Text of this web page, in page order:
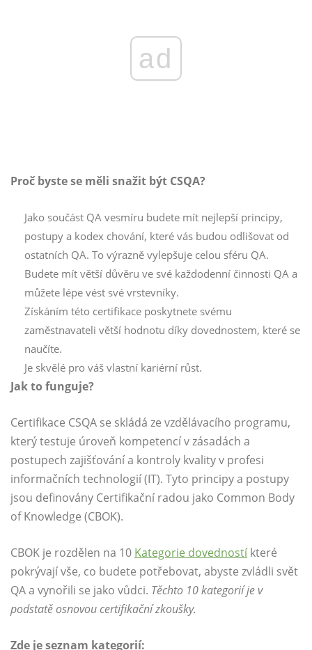
ad
Proč byste se měli snažit být CSQA?
Jako součást QA vesmíru budete mít nejlepší principy,
postupy a kodex chování, které vás budou odlišovat od
ostatních QA. To výrazně vylepšuje celou sféru QA.
Budete mít větší důvěru ve své každodenní činnosti QA a
můžete lépe vést své vrstevníky.
Získáním této certifikace poskytnete svému
zaměstnavateli větší hodnotu díky dovednostem, které se
naučíte.
Je skvělé pro váš vlastní kariérní růst.
Jak to funguje?
Certifikace CSQA se skládá ze vzdělávacího programu,
který testuje úroveň kompetencí v zásadách a
postupech zajišťování a kontroly kvality v profesi
informačních technologií (IT). Tyto principy a postupy
jsou definovány Certifikační radou jako Common Body
of Knowledge (CBOK).
CBOK je rozdělen na 10 Kategorie dovednostíkteré
pokrývají vše, co budete potřebovat, abyste zvládli svět
QA a vynořili se jako vůdci. Těchto 10 kategorií je v
podstatě osnovou certifikační zkoušky.
Zde je seznam kategorií: